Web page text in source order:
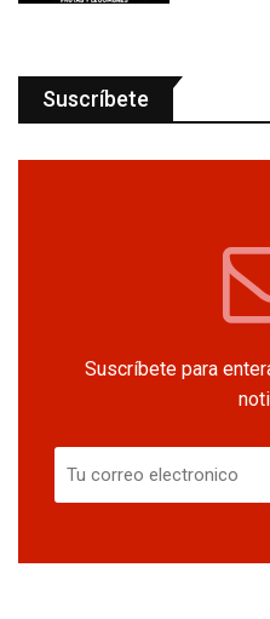
Suscríbete
Suscríbete para